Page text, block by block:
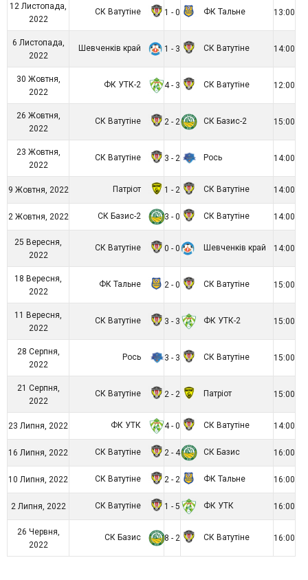
12 Листопада,
2022
СК Ватутіне 1 - 0 ФК Тальне 13:00
6 Листопада,
2022
Шевченків край 1 - 3 СК Ватутіне 14:00
30 Жовтня,
2022
ФК УТК-2 4 - 3 СК Ватутіне 12:00
26 Жовтня,
2022
СК Ватутіне 2 - 2 СК Базис-2 15:00
23 Жовтня,
2022
СК Ватутіне 3 - 2 Рось 14:00
9 Жовтня, 2022 Патріот 1 - 2 СК Ватутіне 14:00
2 Жовтня, 2022 СК Базис-2 3 - 0 СК Ватутіне 14:00
25 Вересня,
2022
СК Ватутіне 0 - 0 Шевченків край 14:00
18 Вересня,
2022
ФК Тальне 2 - 0 СК Ватутіне 15:00
11 Вересня,
2022
СК Ватутіне 3 - 3 ФК УТК-2 15:00
28 Серпня,
2022
Рось 3 - 3 СК Ватутіне 15:00
21 Серпня,
2022
СК Ватутіне 2 - 2 Патріот 15:00
23 Липня, 2022 ФК УТК 4 - 0 СК Ватутіне 14:00
16 Липня, 2022 СК Ватутіне 2 - 4 СК Базис 16:00
10 Липня, 2022 СК Ватутіне 2 - 2 ФК Тальне 16:00
2 Липня, 2022 СК Ватутіне 1 - 5 ФК УТК 16:00
26 Червня,
2022
СК Базис 8 - 2 СК Ватутіне 16:00